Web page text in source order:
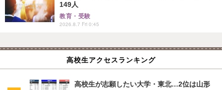
149人
教育・受験
2026.8.7 Fri 0:45
高校生アクセスランキング
高校生が志願したい大学・東北…2位は山形